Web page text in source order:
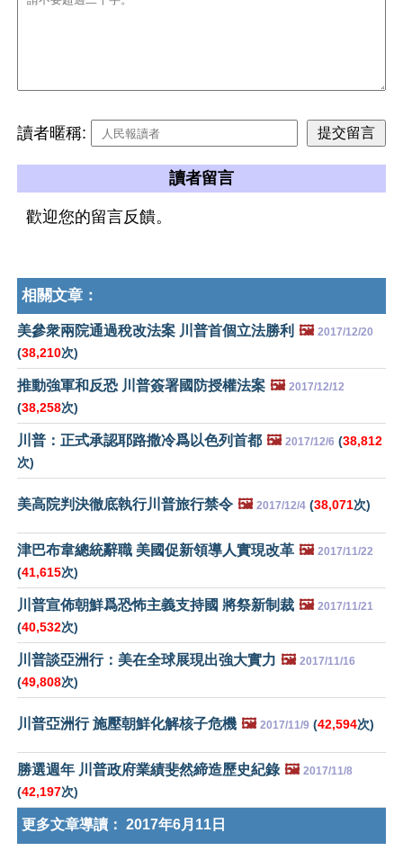
讀者暱稱:
讀者留言
歡迎您的留言反饋。
相關文章：
美參衆兩院通過稅改法案 川普首個立法勝利 🖼️ 2017/12/20
(38,210次)
推動強軍和反恐 川普簽署國防授權法案 🖼️ 2017/12/12
(38,258次)
川普：正式承認耶路撒冷爲以色列首都 🖼️ 2017/12/6 (38,812
次)
美高院判決徹底執行川普旅行禁令 🖼️ 2017/12/4 (38,071次)
津巴布韋總統辭職 美國促新領導人實現改革 🖼️ 2017/11/22
(41,615次)
川普宣佈朝鮮爲恐怖主義支持國 將祭新制裁 🖼️ 2017/11/21
(40,532次)
川普談亞洲行：美在全球展現出強大實力 🖼️ 2017/11/16
(49,808次)
川普亞洲行 施壓朝鮮化解核子危機 🖼️ 2017/11/9 (42,594次)
勝選週年 川普政府業績斐然締造歷史紀錄 🖼️ 2017/11/8
(42,197次)
更多文章導讀： 2017年6月11日